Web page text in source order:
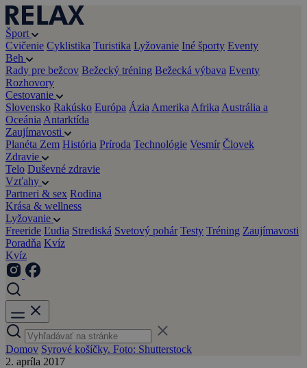
Šport
Cvičenie Cyklistika Turistika Lyžovanie Iné športy Eventy
Beh
Rady pre bežcov Bežecký tréning Bežecká výbava Eventy
Rozhovory
Cestovanie
Slovensko Rakúsko Európa Ázia Amerika Afrika Austrália a
Oceánia Antarktída
Zaujímavosti
Planéta Zem História Príroda Technológie Vesmír Človek
Zdravie
Telo Duševné zdravie
Vzťahy
Partneri & sex Rodina
Krása & wellness
Lyžovanie
Freeride Ľudia Strediská Svetový pohár Testy Tréning Zaujímavosti
Poradňa Kvíz
Kvíz
Domov Syrové košíčky. Foto: Shutterstock
2. apríla 2017